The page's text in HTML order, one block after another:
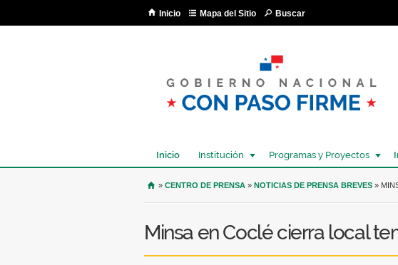
Inicio Mapa del Sitio Buscar
Inicio Institución Programas y Proyectos
USTED SE ENCUENTRA AQUÍ
» CENTRO DE PRENSA » NOTICIAS DE PRENSA BREVES »
Minsa en Coclé cierra local